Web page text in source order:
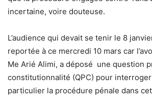
incertaine, voire douteuse.
L’audience qui devait se tenir le 8
reportée à ce mercredi 10 mars car
Me Arié Alimi, a déposé une question
constitutionnalité (QPC) pour
particulier la procédure pénale dans